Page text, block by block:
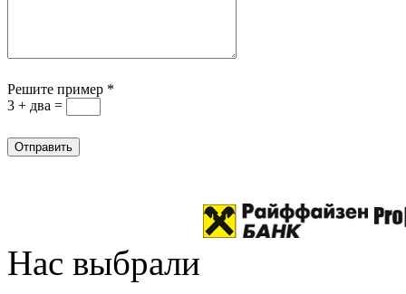
Решите пример *
3 + два =
Нас выбрали